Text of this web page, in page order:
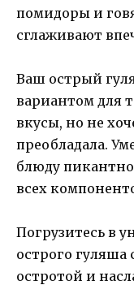
помидоры и
сглаживают
Ваш острый
вариантом для
вкусы, но не
преобладала.
блюду
всех
Погрузитесь в
острого гуляша
остротой и